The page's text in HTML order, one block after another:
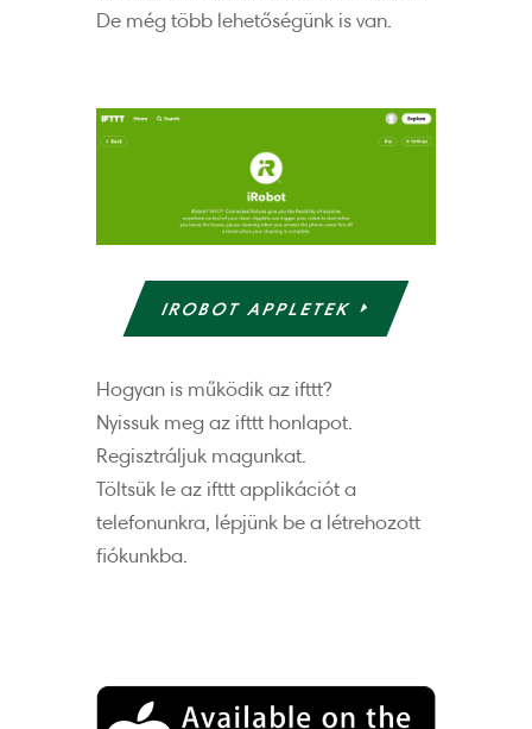
De még több lehetőségünk is van.
IROBOT APPLETEK
Hogyan is működik az ifttt?
Nyissuk meg az ifttt honlapot.
Regisztráljuk magunkat.
Töltsük le az ifttt applikációt a
telefonunkra, lépjünk be a létrehozott
fiókunkba.